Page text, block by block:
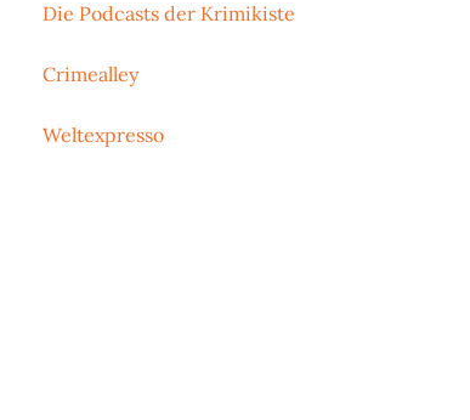
Die Podcasts der Krimikiste
Crimealley
Weltexpresso